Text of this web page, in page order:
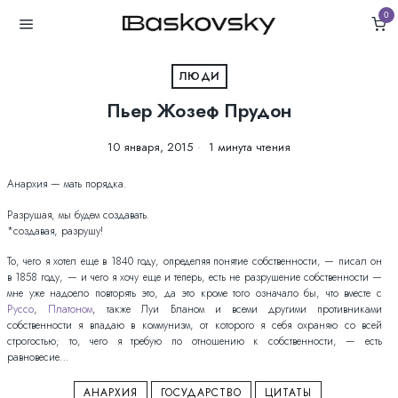
0
ЛЮДИ
Пьер Жозеф Прудон
10 января, 2015 1 минута чтения
Анархия — мать порядка.
Разрушая, мы будем создавать.
*создавая, разрушу!
То, чего я хотел еще в 1840 году, определяя понятие собственности, — писал он
в 1858 году, — и чего я хочу еще и теперь, есть не разрушение собственности —
мне уже надоело повторять это, да это кроме того означало бы, что вместе с
Руссо, Платоном, также Луи Бланом и всеми другими противниками
собственности я впадаю в коммунизм, от которого я себя охраняю со всей
строгостью; то, чего я требую по отношению к собственности, — есть
равновесие…
АНАРХИЯ ГОСУДАРСТВО ЦИТАТЫ